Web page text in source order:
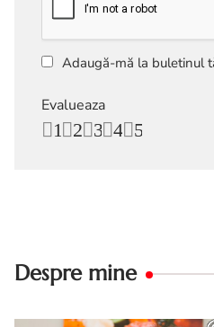
Adaugă-mă la buletinul
Evalueaza
5
4
3
2
1
Despre mine